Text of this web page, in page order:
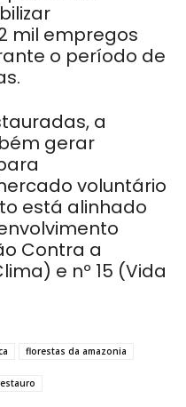
mil empregos
o período de
a
gerar
voluntário
está alinhado
Contra a
e nº 15 (Vida
florestas da amazonia